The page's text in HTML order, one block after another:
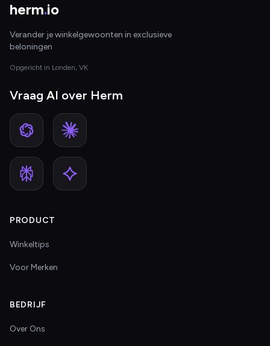
herm.io
Verander je winkelgewoonten in exclusieve
beloningen
Opgericht in Londen, VK
Vraag AI over Herm
PRODUCT
Winkeltips
Voor Merken
BEDRIJF
Over Ons